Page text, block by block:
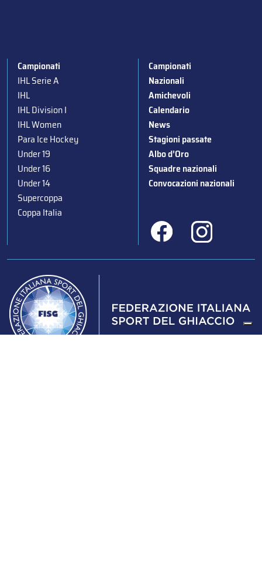
Campionati
IHL Serie A
IHL
IHL Division I
IHL Women
Para Ice Hockey
Under 19
Under 16
Under 14
Supercoppa
Coppa Italia
Campionati
Nazionali
Amichevoli
Calendario
News
Stagioni passate
Albo d’Oro
Squadre nazionali
Convocazioni nazionali